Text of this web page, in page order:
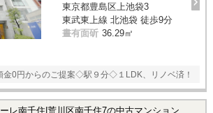
東京都豊島区上池袋3
東武東上線 北池袋 徒歩9分
晝有面斫 36.29㎡
0円からのご提案◇駅９分◇１LDK、リノベ済！
レ南千住|荒川区南千住7の中古マンション